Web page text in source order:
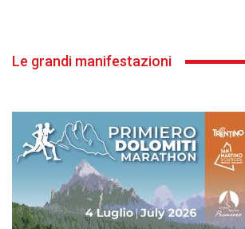
Le grandi manifestazioni